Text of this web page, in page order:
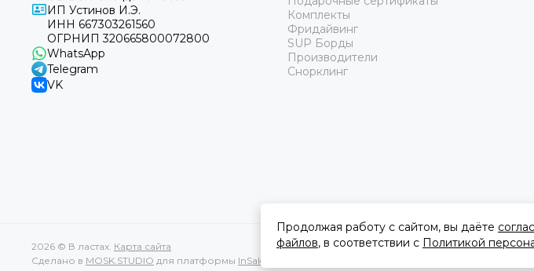
ИП Устинов И.Э.
ИНН 667303261560
ОГРНИП 320665800072800
WhatsApp
Telegram
VK
Комплекты
Фридайвинг
SUP Борды
Производители
Снорклинг
2026 © В ластах. Карта сайта
Сделано в MOSK.STUDIO для платформы InSales
Продолжая работу с сайтом, вы даёте
файлов, в соответствии с Политикой